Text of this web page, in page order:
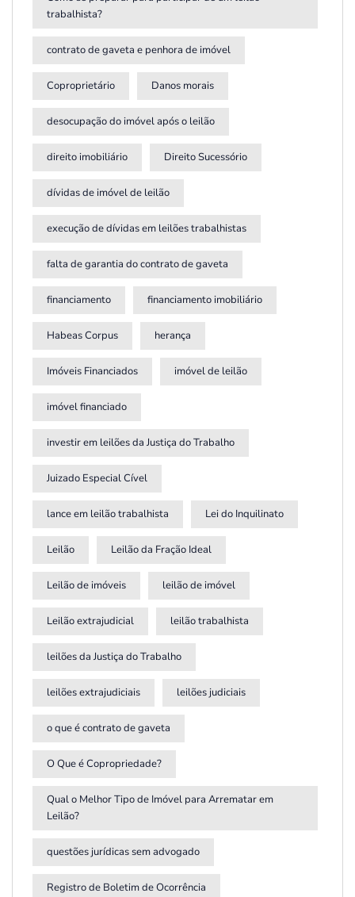
trabalhista?
contrato de gaveta e penhora de imóvel
Coproprietário Danos morais
desocupação do imóvel após o leilão
direito imobiliário Direito Sucessório
dívidas de imóvel de leilão
execução de dívidas em leilões trabalhistas
falta de garantia do contrato de gaveta
financiamento financiamento imobiliário
Habeas Corpus herança
Imóveis Financiados imóvel de leilão
imóvel financiado
investir em leilões da Justiça do Trabalho
Juizado Especial Cível
lance em leilão trabalhista Lei do Inquilinato
Leilão Leilão da Fração Ideal
Leilão de imóveis leilão de imóvel
Leilão extrajudicial leilão trabalhista
leilões da Justiça do Trabalho
leilões extrajudiciais leilões judiciais
o que é contrato de gaveta
O Que é Copropriedade?
Qual o Melhor Tipo de Imóvel para Arrematar em
Leilão?
questões jurídicas sem advogado
Registro de Boletim de Ocorrência